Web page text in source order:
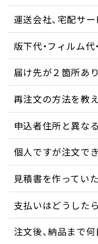
運送会社、宅配サ
版下代・フィルム
届け先が２箇所あ
再注文の方法を教
申込者住所と異な
個人ですが注文で
見積書を作ってい
支払いはどうした
注文後、納品まで